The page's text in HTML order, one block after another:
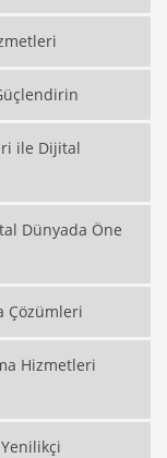
ile Dijital
Dünyada Öne
Çözümleri
Hizmetleri